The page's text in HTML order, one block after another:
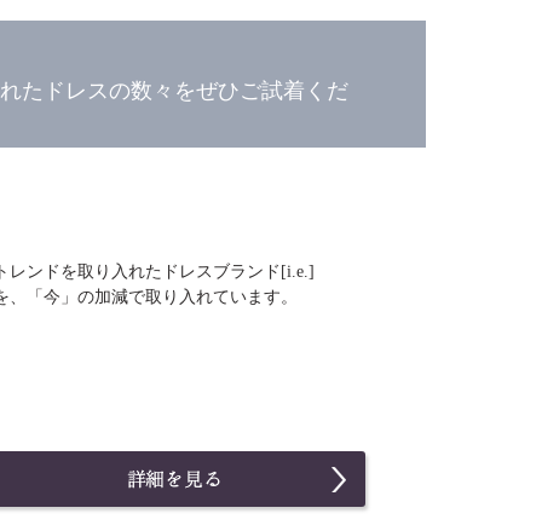
たドレスの数々をぜひご試着くだ
ンドを取り入れたドレスブランド[i.e.]
「今」の加減で取り入れています。